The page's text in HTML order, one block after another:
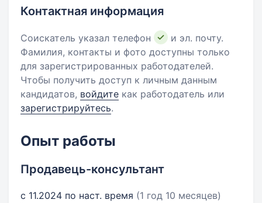
Контактная информация
Соискатель указал телефон
и эл. почту.
Фамилия, контакты и фото доступны только
для зарегистрированных работодателей.
Чтобы получить доступ к личным данным
кандидатов, войдите как работодатель или
зарегистрируйтесь.
Опыт работы
Продавець-консультант
с 11.2024 по наст. время (1 год 10 месяцев)